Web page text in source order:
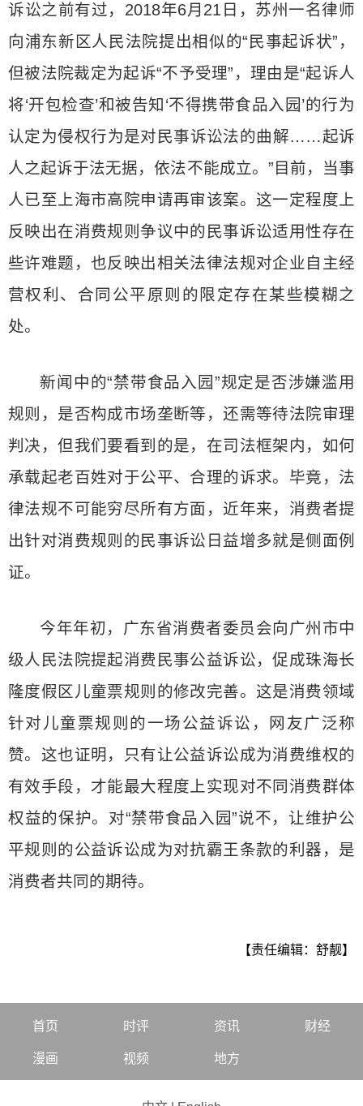
诉讼之前有过，2018年6月21日，苏州一名律师
向浦东新区人民法院提出相似的“民事起诉状”，
但被法院裁定为起诉“不予受理”，理由是“起诉人
将‘开包检查’和被告知‘不得携带食品入园’的行为
认定为侵权行为是对民事诉讼法的曲解……起诉
人之起诉于法无据，依法不能成立。”目前，当事
人已至上海市高院申请再审该案。这一定程度上
反映出在消费规则争议中的民事诉讼适用性存在
些许难题，也反映出相关法律法规对企业自主经
营权利、合同公平原则的限定存在某些模糊之
处。
新闻中的“禁带食品入园”规定是否涉嫌滥用
规则，是否构成市场垄断等，还需等待法院审理
判决，但我们要看到的是，在司法框架内，如何
承载起老百姓对于公平、合理的诉求。毕竟，法
律法规不可能穷尽所有方面，近年来，消费者提
出针对消费规则的民事诉讼日益增多就是侧面例
证。
今年年初，广东省消费者委员会向广州市中
级人民法院提起消费民事公益诉讼，促成珠海长
隆度假区儿童票规则的修改完善。这是消费领域
针对儿童票规则的一场公益诉讼，网友广泛称
赞。这也证明，只有让公益诉讼成为消费维权的
有效手段，才能最大程度上实现对不同消费群体
权益的保护。对“禁带食品入园”说不，让维护公
平规则的公益诉讼成为对抗霸王条款的利器，是
消费者共同的期待。
【责任编辑：舒靓】
首页 时评 资讯 财经
漫画 视频 地方